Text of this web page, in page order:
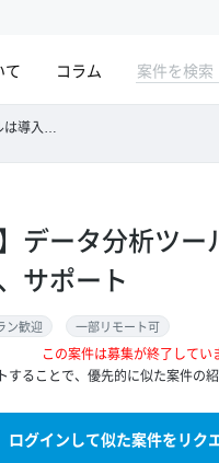
て コラム
ー、サポート
データ分析ツ
サポート
ン歓迎 一部リモート可
この案件は募集が終了してい
することで、優先的に似た案件の
ログインして似た案件をリク